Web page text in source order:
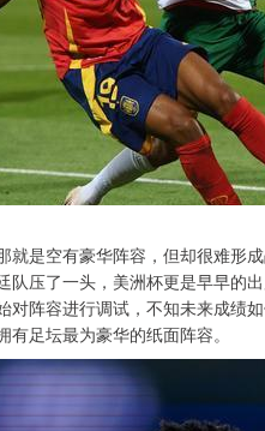
就是空有豪华阵容，但却很难形
队压了一头，美洲杯更是早早的
对阵容进行调试，不知未来成绩
足坛最为豪华的纸面阵容。